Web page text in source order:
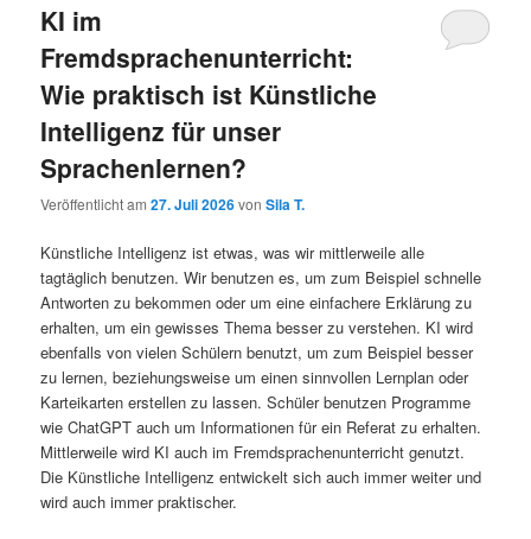
KI im
Fremdsprachenunterricht:
Wie praktisch ist Künstliche
Intelligenz für unser
Sprachenlernen?
Veröffentlicht am27. Juli 2026vonSila T.
Künstliche Intelligenz ist etwas, was wir mittlerweile alle
tagtäglich benutzen. Wir benutzen es, um zum Beispiel schnelle
Antworten zu bekommen oder um eine einfachere Erklärung zu
erhalten, um ein gewisses Thema besser zu verstehen. KI wird
ebenfalls von vielen Schülern benutzt, um zum Beispiel besser
zu lernen, beziehungsweise um einen sinnvollen Lernplan oder
Karteikarten erstellen zu lassen. Schüler benutzen Programme
wie ChatGPT auch um Informationen für ein Referat zu erhalten.
Mittlerweile wird KI auch im Fremdsprachenunterricht genutzt.
Die Künstliche Intelligenz entwickelt sich auch immer weiter und
wird auch immer praktischer.